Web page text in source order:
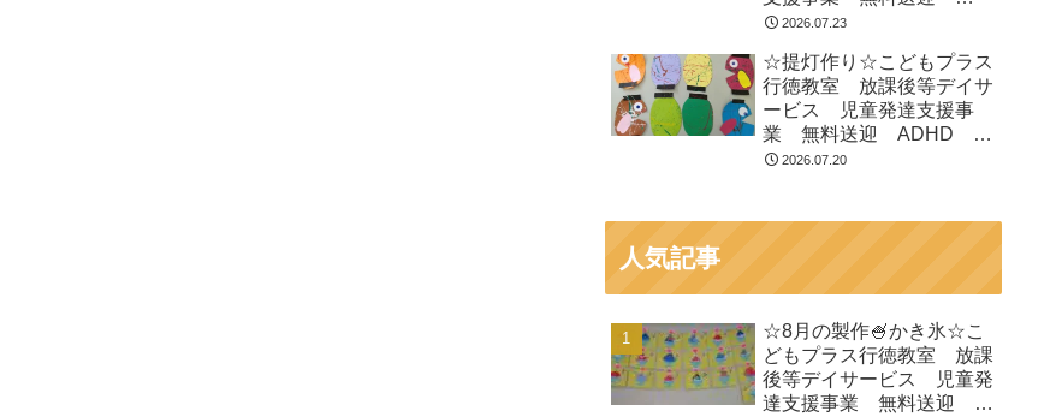
ADHD 自閉症 発達障が
徳 市川市 浦安市
2026.07.23
☆提灯作り☆こどもプラス
行徳教室 放課後等デイサ
ービス 児童発達支援事
業 無料送迎 ADHD 自
閉症 発達障がい 運動療
2026.07.20
人気記事
☆8月の製作🍧かき氷☆こ
どもプラス行徳教室 放課
後等デイサービス 児童発
達支援事業 無料送迎